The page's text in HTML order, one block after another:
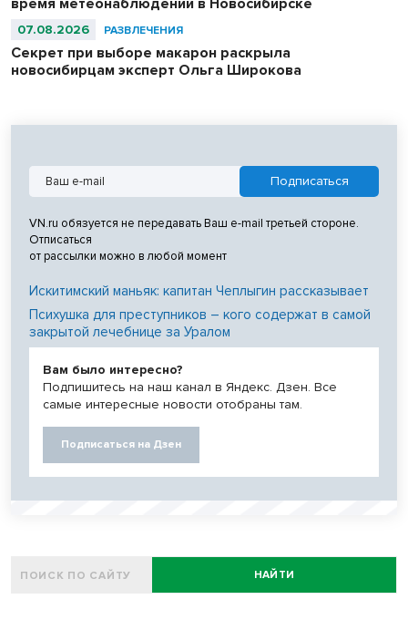
время метеонаблюдений в Новосибирске
07.08.2026 РАЗВЛЕЧЕНИЯ
Секрет при выборе макарон раскрыла
новосибирцам эксперт Ольга Широкова
VN.ru обязуется не передавать Ваш e-mail третьей стороне.
Отписаться
от рассылки можно в любой момент
Искитимский маньяк: капитан Чеплыгин рассказывает
Психушка для преступников – кого содержат в самой
закрытой лечебнице за Уралом
Вам было интересно?
Подпишитесь на наш канал в Яндекс. Дзен. Все
самые интересные новости отобраны там.
Подписаться на Дзен
НАЙТИ